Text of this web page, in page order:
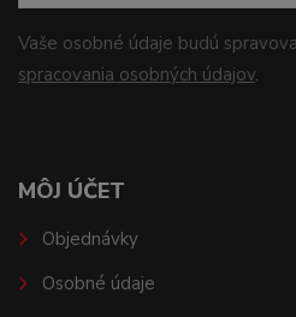
Vaše osobné údaje budú
spracovania osobných údajov.
MÔJ ÚČET
Objednávky
Osobné údaje